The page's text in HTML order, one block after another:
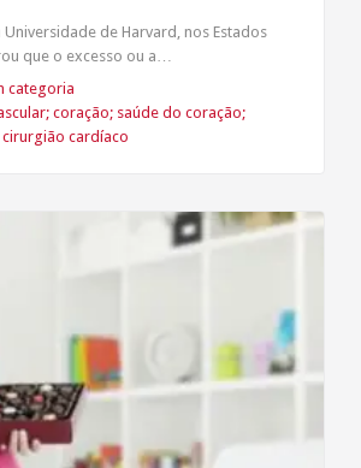
de Harvard, nos Estados
que o excesso ou a…
categoria
coração; saúde do coração;
cardíaco